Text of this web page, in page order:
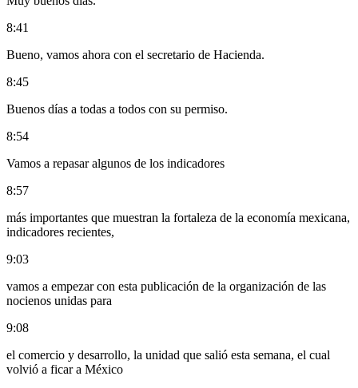
8:41
Bueno, vamos ahora con el secretario de Hacienda.
8:45
Buenos días a todas a todos con su permiso.
8:54
Vamos a repasar algunos de los indicadores
8:57
más importantes que muestran la fortaleza de la economía mexicana,
indicadores recientes,
9:03
vamos a empezar con esta publicación de la organización de las
nocienos unidas para
9:08
el comercio y desarrollo, la unidad que salió esta semana, el cual
volvió a ficar a México